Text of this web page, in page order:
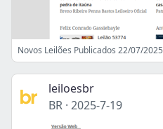
Novos Leilões Publicados 22/07/2025
leiloesbr
BR · 2025-7-19